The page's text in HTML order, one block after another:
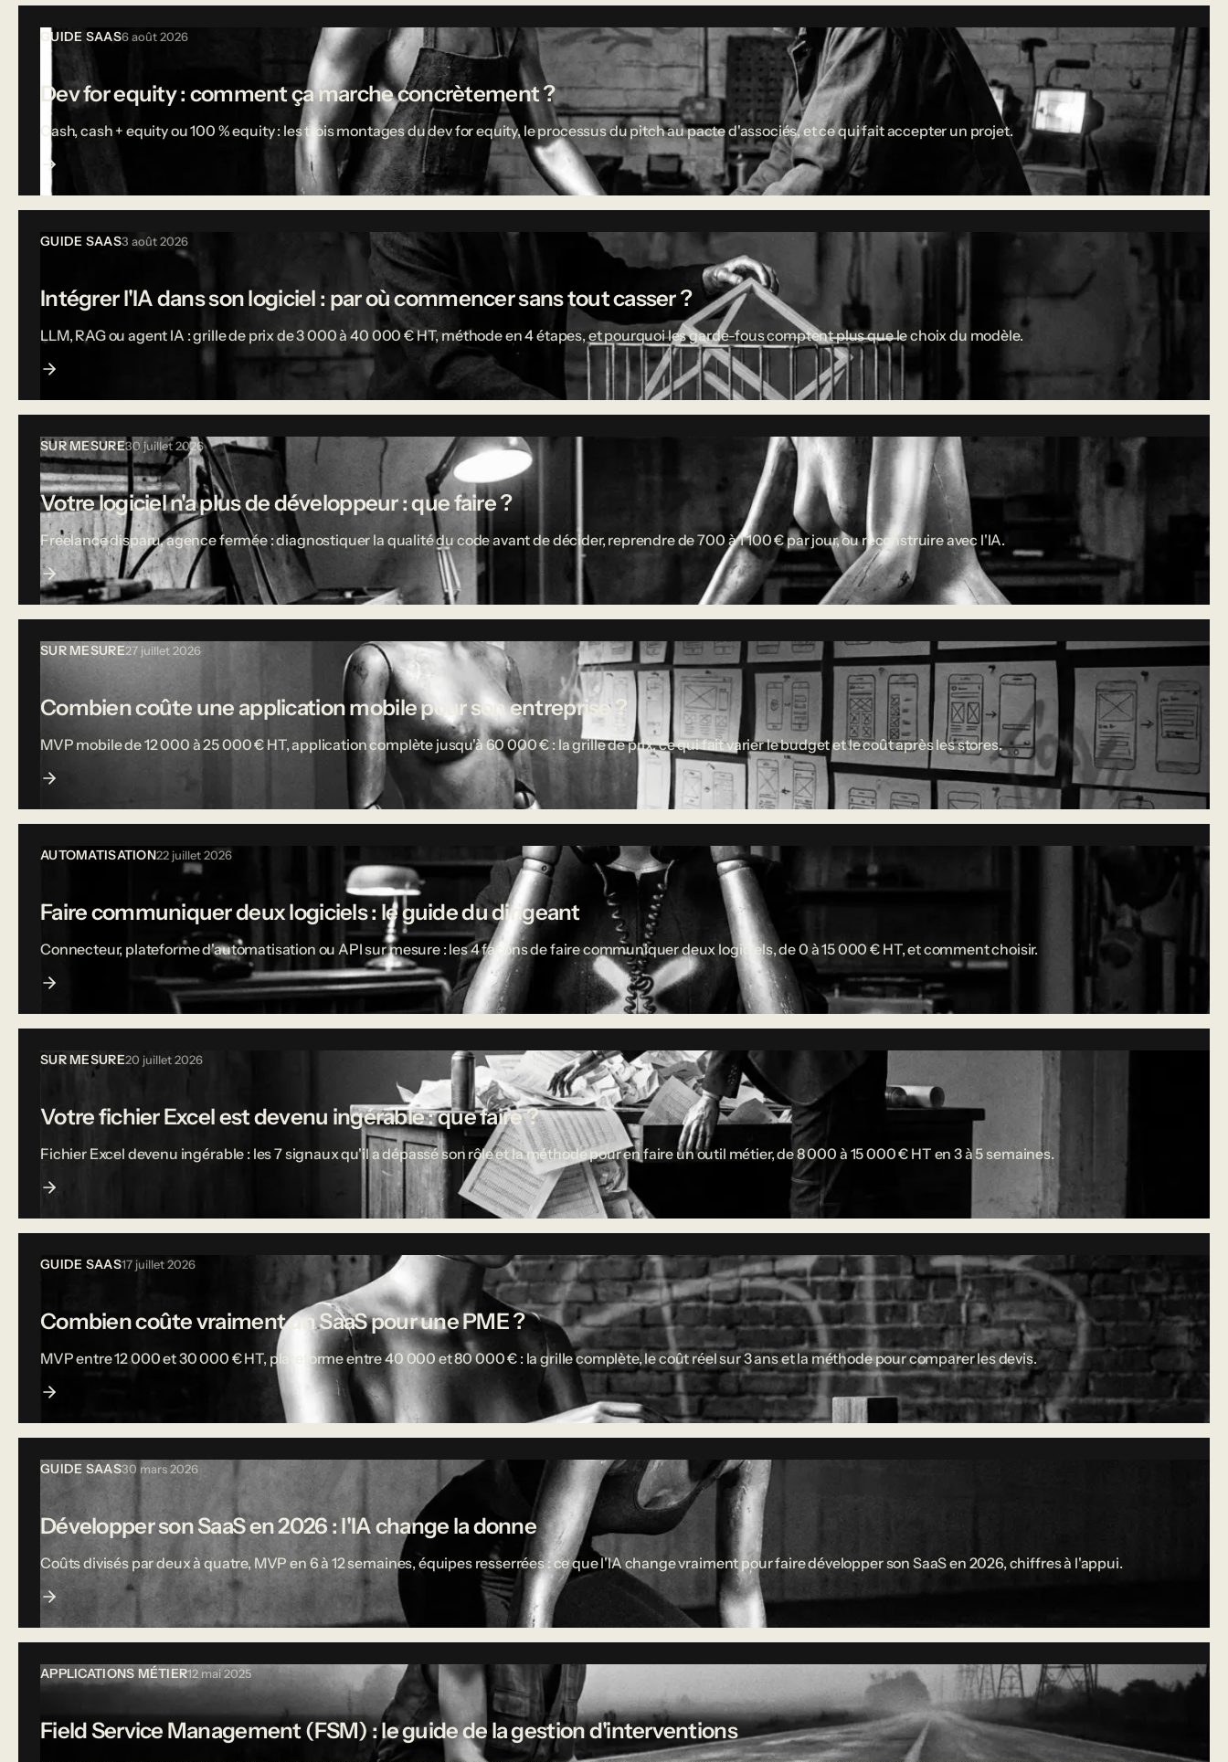
GUIDE SAAS6 août 2026
Dev for equity : comment ça marche concrètement ?
Cash, cash + equity ou 100 % equity : les trois montages du dev for equity, le processus du pitch au pacte d'associés, et ce qui fait accepter un projet.
GUIDE SAAS3 août 2026
Intégrer l'IA dans son logiciel : par où commencer sans tout casser ?
LLM, RAG ou agent IA : grille de prix de 3 000 à 40 000 € HT, méthode en 4 étapes, et pourquoi les garde-fous comptent plus que le choix du modèle.
SUR MESURE30 juillet 2026
Votre logiciel n'a plus de développeur : que faire ?
Freelance disparu, agence fermée : diagnostiquer la qualité du code avant de décider, reprendre de 700 à 1 100 € par jour, ou reconstruire avec l'IA.
SUR MESURE27 juillet 2026
Combien coûte une application mobile pour son entreprise ?
MVP mobile de 12 000 à 25 000 € HT, application complète jusqu'à 60 000 € : la grille de prix, ce qui fait varier le budget et le coût après les stores.
AUTOMATISATION22 juillet 2026
Faire communiquer deux logiciels : le guide du dirigeant
Connecteur, plateforme d'automatisation ou API sur mesure : les 4 façons de faire communiquer deux logiciels, de 0 à 15 000 € HT, et comment choisir.
SUR MESURE20 juillet 2026
Votre fichier Excel est devenu ingérable : que faire ?
Fichier Excel devenu ingérable : les 7 signaux qu'il a dépassé son rôle et la méthode pour en faire un outil métier, de 8 000 à 15 000 € HT en 3 à 5 semaines.
GUIDE SAAS17 juillet 2026
Combien coûte vraiment un SaaS pour une PME ?
MVP entre 12 000 et 30 000 € HT, plateforme entre 40 000 et 80 000 € : la grille complète, le coût réel sur 3 ans et la méthode pour comparer les devis.
GUIDE SAAS30 mars 2026
Développer son SaaS en 2026 : l'IA change la donne
Coûts divisés par deux à quatre, MVP en 6 à 12 semaines, équipes resserrées : ce que l'IA change vraiment pour faire développer son SaaS en 2026, chiffres à l'appui.
APPLICATIONS MÉTIER12 mai 2025
Field Service Management (FSM) : le guide de la gestion d'interventions